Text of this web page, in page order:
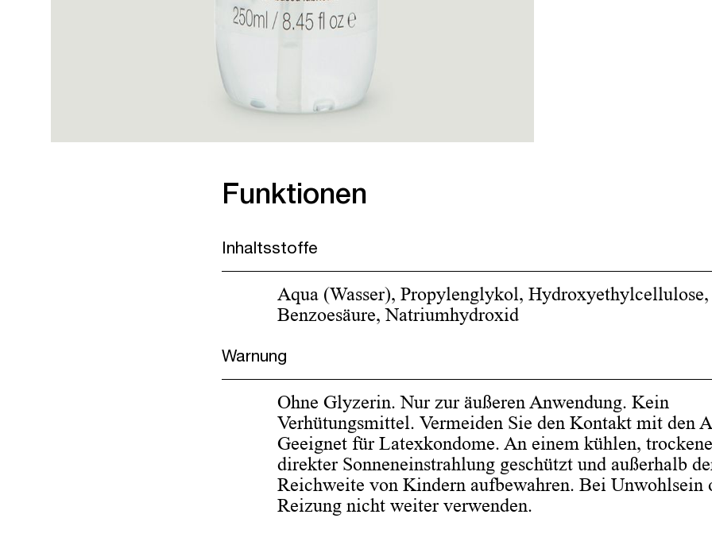
Funktionen
Inhaltsstoffe
Aqua (Wasser), Propylenglykol, Hydroxyethylcellulose,
Benzoesäure, Natriumhydroxid
Warnung
Ohne Glyzerin. Nur zur äußeren Anwendung. Kein
Verhütungsmittel. Vermeiden Sie den Kontakt mit den
Geeignet für Latexkondome. An einem kühlen,
direkter Sonneneinstrahlung geschützt und außerhalb
Reichweite von Kindern aufbewahren. Bei Unwohlsein
Reizung nicht weiter verwenden.